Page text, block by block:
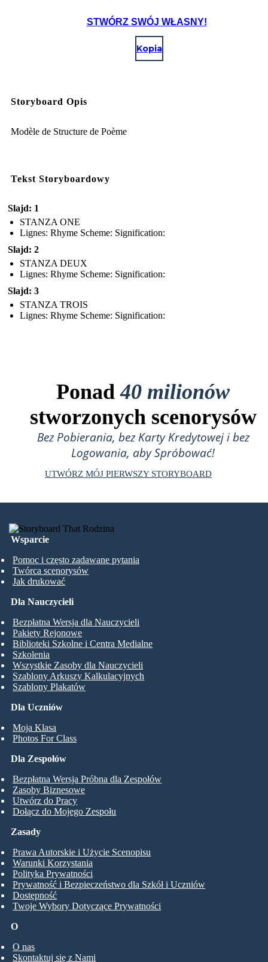
STWÓRZ SWÓJ WŁASNY!
Kopia
Storyboard Opis
Modèle de Structure de Poème
Tekst Storyboardowy
Slajd: 1
STANZA ONE
Lignes: Rhyme Scheme: Signification:
Slajd: 2
STANZA DEUX
Lignes: Rhyme Scheme: Signification:
Slajd: 3
STANZA TROIS
Lignes: Rhyme Scheme: Signification:
Ponad40 milionów
stworzonych scenorysów
Bez Pobierania, bez Karty Kredytowej i bez
Logowania, aby Spróbować!
UTWÓRZ MÓJ PIERWSZY STORYBOARD
Wsparcie
Pomoc i często zadawane pytania
Twórca scenorysów
Jak drukować
Dla Uczniów
Moja Klasa
Photos For Class
Dla Nauczycieli
Bezpłatna Wersja dla Nauczycieli
Pakiety Rejonowe
Biblioteki Szkolne i Centra Medialne
Szkolenia
Wszystkie Zasoby dla Nauczycieli
Szablony Arkuszy Kalkulacyjnych
Szablony Plakatów
Dla Zespołów
Bezpłatna Wersja Próbna dla Zespołów
Zasoby Biznesowe
Utwórz do Pracy
Dołącz do Mojego Zespołu
O
O nas
Skontaktuj się z Nami
Zasady
Prawa Autorskie i Użycie Scenopisu
Warunki Korzystania
Polityka Prywatności
Prywatność i Bezpieczeństwo dla Szkół i Uczniów
Dostępność
Twoje Wybory Dotyczące Prywatności